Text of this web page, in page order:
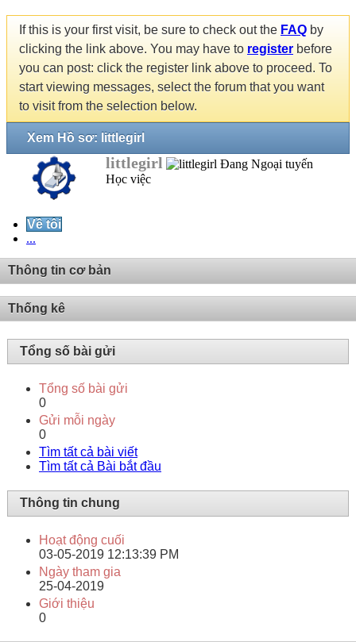
If this is your first visit, be sure to check out the FAQ by
clicking the link above. You may have to register before
you can post: click the register link above to proceed. To
start viewing messages, select the forum that you want
to visit from the selection below.
Xem Hồ sơ: littlegirl
littlegirl
Học việc
Về tôi
...
Thông tin cơ bản
Thống kê
Tổng số bài gửi
Tổng số bài gửi
0
Gửi mỗi ngày
0
Tìm tất cả bài viết
Tìm tất cả Bài bắt đầu
Thông tin chung
Hoạt động cuối
03-05-2019 12:13:39 PM
Ngày tham gia
25-04-2019
Giới thiệu
0